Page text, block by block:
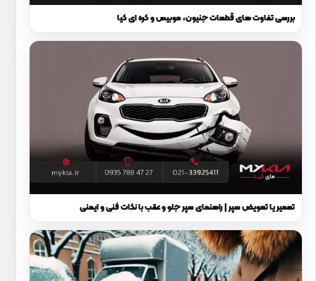
بررسی تفاوت های قطعات جنیون، موبیس و کره ای کیا
تعمیر یا تعویض سپر | راهنمای سپر جلو و عقب با نکات فنی و ایمنی